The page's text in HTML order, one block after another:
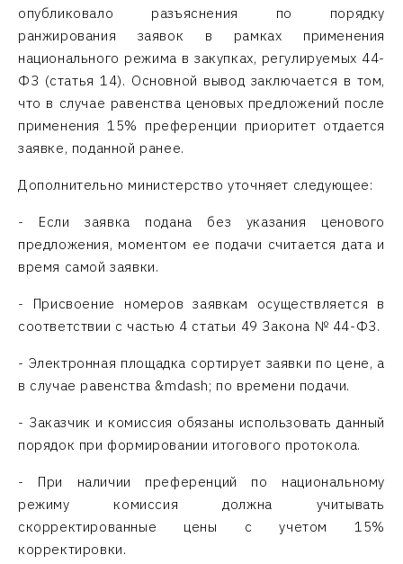
опубликовало разъяснения по порядку
ранжирования заявок в рамках применения
национального режима в закупках, регулируемых 44-
ФЗ (статья 14). Основной вывод заключается в том,
что в случае равенства ценовых предложений после
применения 15% преференции приоритет отдается
заявке, поданной ранее.
Дополнительно министерство уточняет следующее:
- Если заявка подана без указания ценового
предложения, моментом ее подачи считается дата и
время самой заявки.
- Присвоение номеров заявкам осуществляется в
соответствии с частью 4 статьи 49 Закона № 44-ФЗ.
- Электронная площадка сортирует заявки по цене, а
в случае равенства &mdash; по времени подачи.
- Заказчик и комиссия обязаны использовать данный
порядок при формировании итогового протокола.
- При наличии преференций по национальному
режиму комиссия должна учитывать
скорректированные цены с учетом 15%
корректировки.